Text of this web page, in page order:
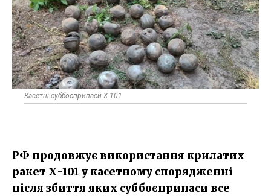
Касетні суббоєприпаси Х-101
РФ продовжує використання крилатих
ракет Х-101 у касетному спорядженні
після збиття яких суббоєприпаси все